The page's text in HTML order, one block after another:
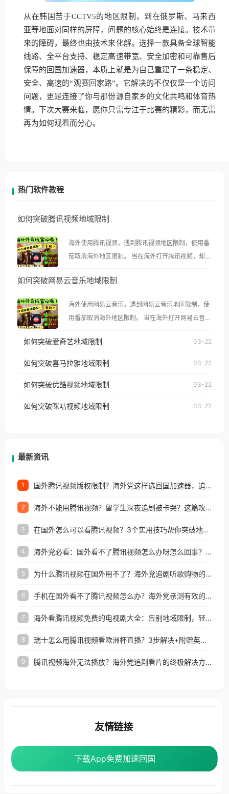
从在韩国苦于CCTV5的地区限制，到在俄罗斯、马来西
亚等地面对同样的屏障，问题的核心始终是连接。技术带
来的障碍，最终也由技术来化解。选择一款具备全球智能
线路、全平台支持、稳定高速带宽、安全加密和可靠售后
保障的回国加速器，本质上就是为自己重建了一条稳定、
安全、高速的“观赛回家路”。它解决的不仅仅是一个访问
问题，更是连接了你与那份源自家乡的文化共鸣和体育热
情。下次大赛来临，愿你只需专注于比赛的精彩，而无需
再为如何观看而分心。
热门软件教程
如何突破腾讯视频地域限制
海外使用腾讯视频，遇到腾讯视频地区限制，使用番
茄取消海外地区限制。 当在海外打开腾讯视频，却突
示语。 海外用户如香港、澳门、台湾、美国、加拿
像其他音乐平台一样，出现地区及版权限制问题，且
仅能在中国大陆地区播放。 遇到这个问题的朋友们，
使用番茄回国加速器，即可解决「海外用户收听腾讯
台湾、美国、加拿大、澳大利亚、欧洲等国家和地区
权限制所困扰。
如何突破网易云音乐地域限制
海外使用网易云音乐，遇到网易云音乐地区限制，使
用番茄取消海外地区限制。 当在海外打开网易云音
播放”的提示语。 海外用户如香港、澳门、台湾、美
国、加拿大、澳大利亚、欧洲等国家和地区时，网易
制问题，且仅能在中国大陆地区播放。 遇到这个问题
户收听网易云音乐地区版权限制」的问题，无论人在
如何突破爱奇艺地域限制 03-22
如何突破喜马拉雅地域限制 03-22
如何突破优酷视频地域限制 03-22
如何突破咪咕视频地域限制 03-22
最新资讯
1 国外腾讯视频版权限制？海外党这样选回国加速器，追剧听歌办事全搞定
2 海外不能用腾讯视频？留学生深夜追剧被卡哭？这篇攻略帮你一键回国看剧听歌
3 在国外怎么可以看腾讯视频？3个实用技巧帮你突破地域限制（附避坑指南）
4 海外党必看：国外看不了腾讯视频怎么办呀怎么回事？3步解决地区限制
5 为什么腾讯视频在国外用不了？海外党追剧听歌购物的终极解决方案
6 手机在国外看不了腾讯视频怎么办？海外党亲测有效的追剧自由指南
7 海外看腾讯视频免费的电视剧大全：告别地域限制，轻松追剧的实用指南
8 瑞士怎么用腾讯视频看欧洲杯直播？3步解决+附赠英国多米音乐爱奇艺省钱攻略
9 腾讯视频海外无法播放？海外党追剧看片的终极解决方案来了
下载App免费加速回国
下载App免费加速回国
友情链接